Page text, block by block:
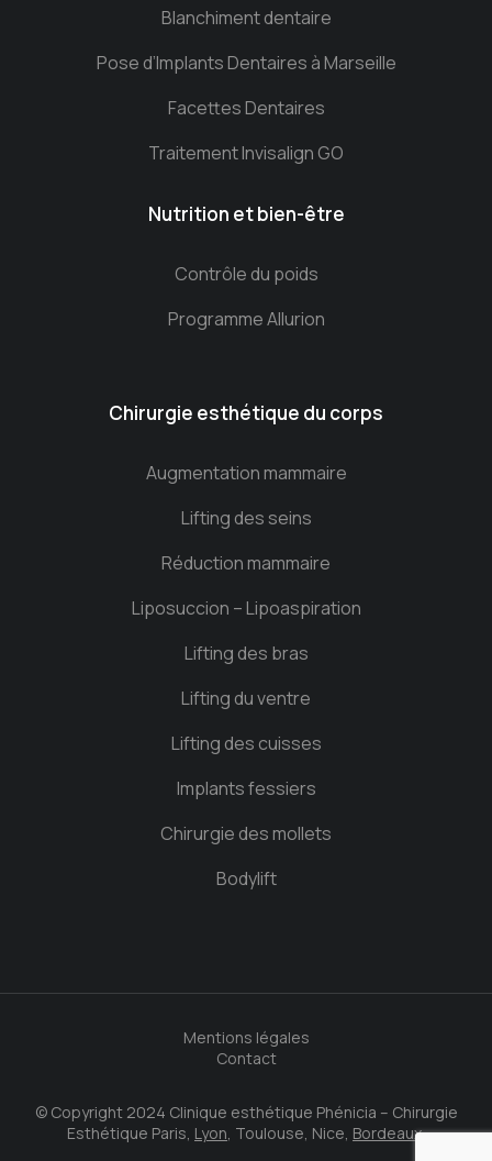
Blanchiment dentaire
Pose d’Implants Dentaires à Marseille
Facettes Dentaires
Traitement Invisalign GO
Nutrition et bien-être
Contrôle du poids
Programme Allurion
Chirurgie esthétique du corps
Augmentation mammaire
Lifting des seins
Réduction mammaire
Liposuccion – Lipoaspiration
Lifting des bras
Lifting du ventre
Lifting des cuisses
Implants fessiers
Chirurgie des mollets
Bodylift
© Copyright 2024 Clinique esthétique Phénicia – Chirurgie
Esthétique Paris, Lyon, Toulouse, Nice, Bordeaux.
Mentions légales
Contact